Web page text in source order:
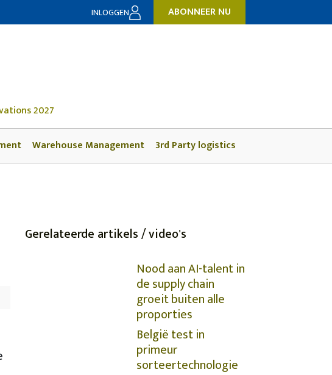
INLOGGEN ABONNEER NU
2027
Warehouse Management 3rd Party logistics
Gerelateerde artikels / video's
Nood aan AI-talent in
de supply chain
groeit buiten alle
proporties
België test in
primeur
sorteertechnologie